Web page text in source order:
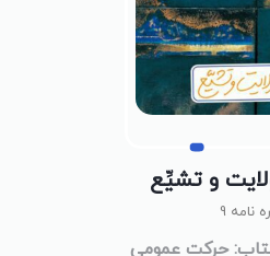
و تشیِّع
ره نامه 9
حرکت عمومی